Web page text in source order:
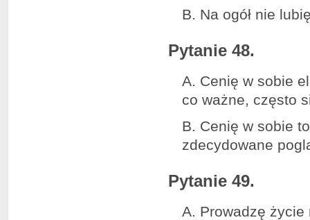
B. Na ogół nie
Pytanie 48.
A. Cenię w sobie
co ważne, często
B. Cenię w sobie
zdecydowane
Pytanie 49.
A. Prowadzę życie